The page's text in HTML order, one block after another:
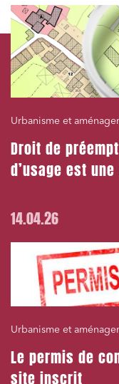
Urbanisme et
Droit de
d’usage est
14.04.26
Urbanisme et
Le permis de
site inscrit
J'ai lu et